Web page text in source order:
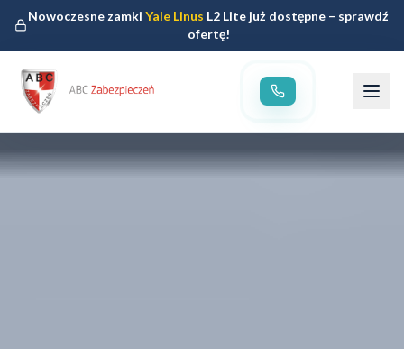
Nowoczesne zamkiYale Linus L2 Lite już dostępne – sprawdź
ofertę!